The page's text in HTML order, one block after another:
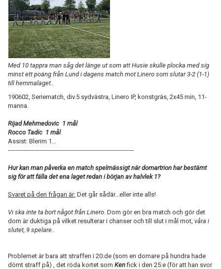
Med 10 tappra man såg det länge ut som att Husie skulle plocka med sig
minst ett poäng från Lund i dagens match mot Linero som slutar 3-2 (1-1)
till hemmalaget..
190602, Seriematch, div.5 sydvästra, Linero IP, konstgräs, 2x45 min, 11-
manna.
Rijad Mehmedovic 1 mål
Rocco Tadic 1 mål
Assist: Blerim 1...
----------------------------------------------------------------
Hur kan man påverka en match spelmässigt när domartrion har bestämt
sig för att fälla det ena laget redan i början av halvlek 1?
Svaret på den frågan är: Det går sådär...eller inte alls!
Vi ska inte ta bort något från Linero. Dom gör en bra match och gör det
dom är duktiga på vilket resulterar i chanser och till slut i mål mot, våra i
slutet, 9 spelare..
Problemet är bara att straffen i 20:de (som en domare på hundra hade
dömt straff på) , det röda kortet som Kenfick i den 25:e (för att han svor